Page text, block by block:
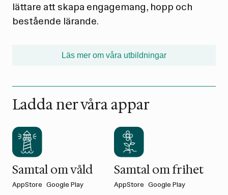
lättare att skapa engagemang, hopp och
bestående lärande.
Läs mer om våra utbildningar
Ladda ner våra appar
Samtal om våld
AppStore Google Play
Samtal om frihet
AppStore Google Play